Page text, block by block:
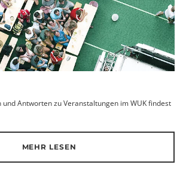
Antworten zu Veranstaltungen im WUK findest
MEHR LESEN